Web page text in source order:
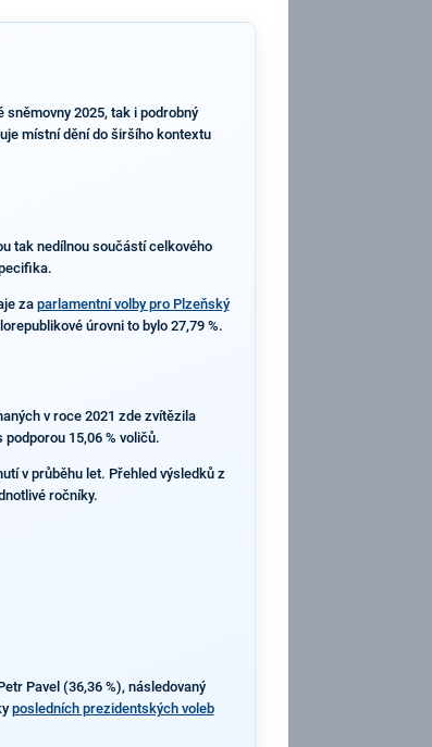
2025, tak i podrobný
místní dění do širšího kontextu
tak nedílnou součástí celkového
za parlamentní volby pro Plzeňský
úrovni to bylo 27,79 %.
v roce 2021 zde zvítězila
15,06 % voličů.
v průběhu let. Přehled výsledků z
ročníky.
Pavel (36,36 %), následovaný
posledních prezidentských voleb